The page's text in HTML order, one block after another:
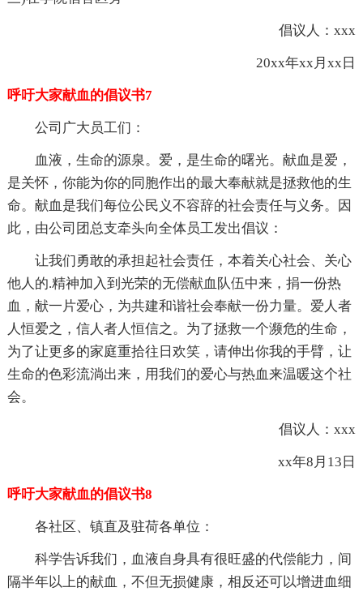
倡议人：xxx
20xx年xx月xx日
呼吁大家献血的倡议书7
公司广大员工们：
血液，生命的源泉。爱，是生命的曙光。献血是爱，
是关怀，你能为你的同胞作出的最大奉献就是拯救他的生
命。献血是我们每位公民义不容辞的社会责任与义务。因
此，由公司团总支牵头向全体员工发出倡议：
让我们勇敢的承担起社会责任，本着关心社会、关心
他人的.精神加入到光荣的无偿献血队伍中来，捐一份热
血，献一片爱心，为共建和谐社会奉献一份力量。爱人者
人恒爱之，信人者人恒信之。为了拯救一个濒危的生命，
为了让更多的家庭重拾往日欢笑，请伸出你我的手臂，让
生命的色彩流淌出来，用我们的爱心与热血来温暖这个社
会。
倡议人：xxx
xx年8月13日
呼吁大家献血的倡议书8
各社区、镇直及驻荷各单位：
科学告诉我们，血液自身具有很旺盛的代偿能力，间
隔半年以上的献血，不但无损健康，相反还可以增进血细